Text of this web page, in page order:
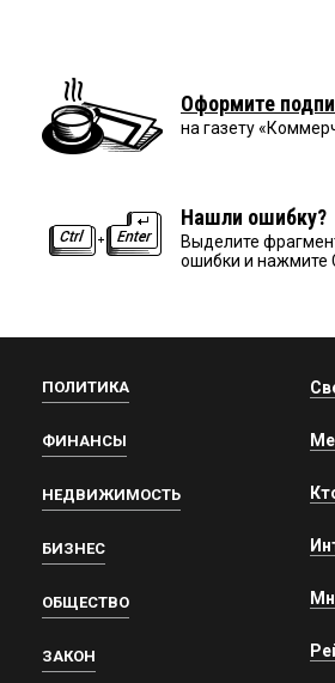
Оформите
на газету
Нашли ошибку?
Выделите
ошибки и нажмите
ПОЛИТИКА
ФИНАНСЫ
НЕДВИЖИМОСТЬ
БИЗНЕС
ОБЩЕСТВО
ЗАКОН